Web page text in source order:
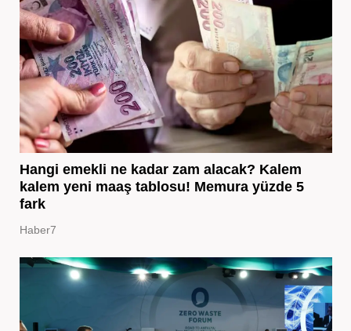
Hangi emekli ne kadar zam alacak? Kalem
kalem yeni maaş tablosu! Memura yüzde 5
fark
Haber7